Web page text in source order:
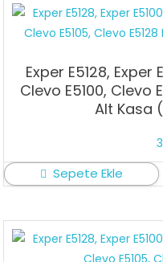
Exper E5128, Exper
Clevo E5100, Clevo
Alt Kasa
Sepete Ekle